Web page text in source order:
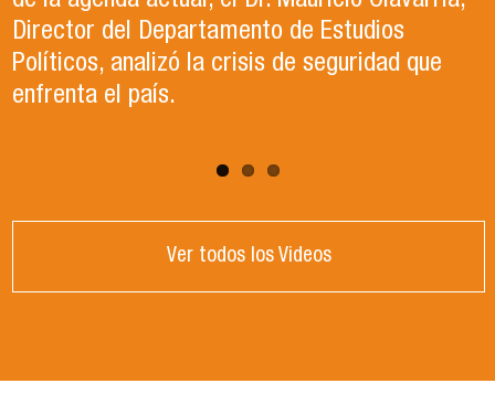
Director del Departamento de Estudios
Políticos, analizó la crisis de seguridad que
enfrenta el país.
contexto político y académico nacional.
Puedes revisar los paneles en el apartado
"Congreso ACCP" de la página web.
Ver todos los Videos